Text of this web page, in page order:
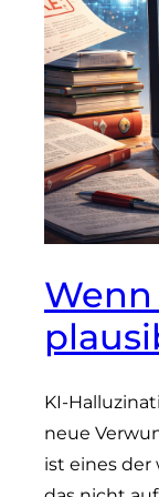
KI-
neue
ist eines